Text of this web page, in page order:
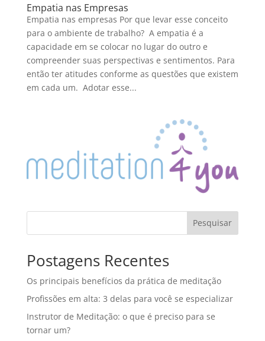
Empatia nas Empresas
Empatia nas empresas Por que levar esse conceito
para o ambiente de trabalho? A empatia é a
capacidade em se colocar no lugar do outro e
compreender suas perspectivas e sentimentos. Para
então ter atitudes conforme as questões que existem
em cada um. Adotar esse...
Pesquisar
Postagens Recentes
Os principais benefícios da prática de meditação
Profissões em alta: 3 delas para você se especializar
Instrutor de Meditação: o que é preciso para se
tornar um?